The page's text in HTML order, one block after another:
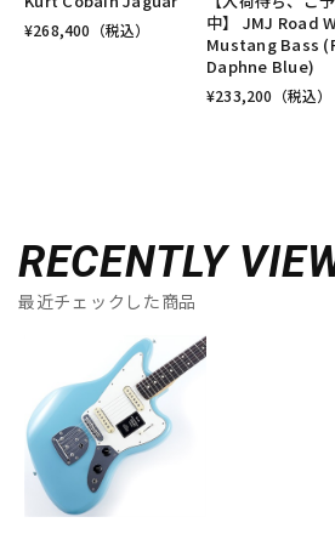
¥268,400 （税込）
中】 JMJ Road
Mustang Bass
Daphne Blue)
¥233,200 （税込）
RECENTLY
最近チェックした商品